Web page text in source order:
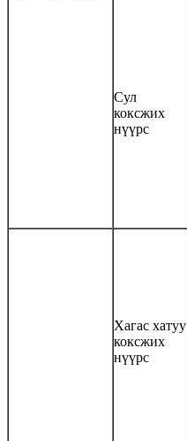
Сул
коксжих
нүүрс
Хагас хатуу
коксжих
нүүрс